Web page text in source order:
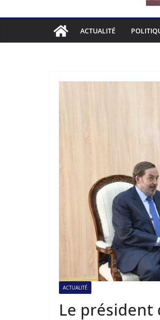
ACTUALITÉ
ACTUALITÉ
Le président